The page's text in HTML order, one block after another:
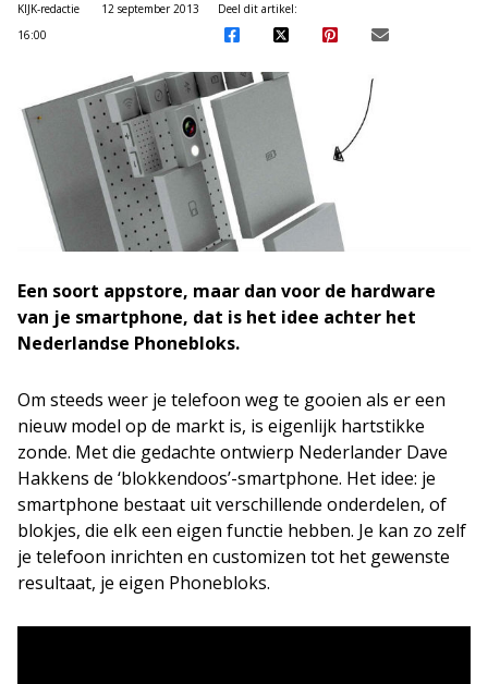
KIJK-redactie
12 september 2013
16:00
Deel dit artikel:
Een soort appstore, maar dan voor de hardware
van je smartphone, dat is het idee achter het
Nederlandse Phonebloks.
Om steeds weer je telefoon weg te gooien als er een
nieuw model op de markt is, is eigenlijk hartstikke
zonde. Met die gedachte ontwierp Nederlander Dave
Hakkens de ‘blokkendoos’-smartphone. Het idee: je
smartphone bestaat uit verschillende onderdelen, of
blokjes, die elk een eigen functie hebben. Je kan zo zelf
je telefoon inrichten en customizen tot het gewenste
resultaat, je eigen Phonebloks.